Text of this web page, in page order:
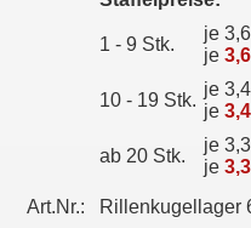
1 - 9 Stk.
je
je
10 - 19 Stk.
je
je
ab 20 Stk.
je
je
Art.Nr.: Rillenkugellager